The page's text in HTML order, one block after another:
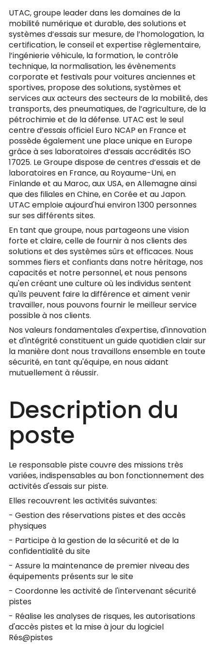
UTAC, groupe leader dans les domaines de la
mobilité numérique et durable, des solutions et
systèmes d’essais sur mesure, de l’homologation, la
certification, le conseil et expertise règlementaire,
l’ingénierie véhicule, la formation, le contrôle
technique, la normalisation, les évènements
corporate et festivals pour voitures anciennes et
sportives, propose des solutions, systèmes et
services aux acteurs des secteurs de la mobilité, des
transports, des pneumatiques, de l’agriculture, de la
pétrochimie et de la défense. UTAC est le seul
centre d’essais officiel Euro NCAP en France et
possède également une place unique en Europe
grâce à ses laboratoires d’essais accrédités ISO
17025. Le Groupe dispose de centres d’essais et de
laboratoires en France, au Royaume-Uni, en
Finlande et au Maroc, aux USA, en Allemagne ainsi
que des filiales en Chine, en Corée et au Japon.
UTAC emploie aujourd'hui environ 1300 personnes
sur ses différents sites.
En tant que groupe, nous partageons une vision
forte et claire, celle de fournir à nos clients des
solutions et des systèmes sûrs et efficaces. Nous
sommes fiers et confiants dans notre héritage, nos
capacités et notre personnel, et nous pensons
qu'en créant une culture où les individus sentent
qu'ils peuvent faire la différence et aiment venir
travailler, nous pouvons fournir le meilleur service
possible à nos clients.
Nos valeurs fondamentales d'expertise, d'innovation
et d'intégrité constituent un guide quotidien clair sur
la manière dont nous travaillons ensemble en toute
sécurité, en tant qu'équipe, en nous aidant
mutuellement à réussir.
Description du
poste
Le responsable piste couvre des missions très
variées, indispensables au bon fonctionnement des
activités d'essais sur piste.
Elles recouvrent les activités suivantes:
- Gestion des réservations pistes et des accès
physiques
- Participe à la gestion de la sécurité et de la
confidentialité du site
- Assure la maintenance de premier niveau des
équipements présents sur le site
- Coordonne les activité de l'intervenant sécurité
pistes
- Réalise les analyses de risques, les autorisations
d'accès pistes et la mise à jour du logiciel
Rés@pistes